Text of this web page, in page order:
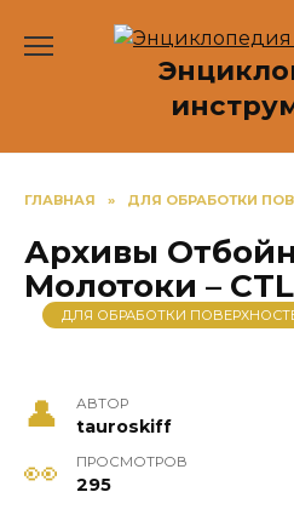
ГЛАВНАЯ » ДЛЯ ОБРАБОТКИ
Архивы
Молотоки –
ДЛЯ ОБРАБОТКИ
АВТОР
tauroskiff
ПРОСМОТРОВ
295